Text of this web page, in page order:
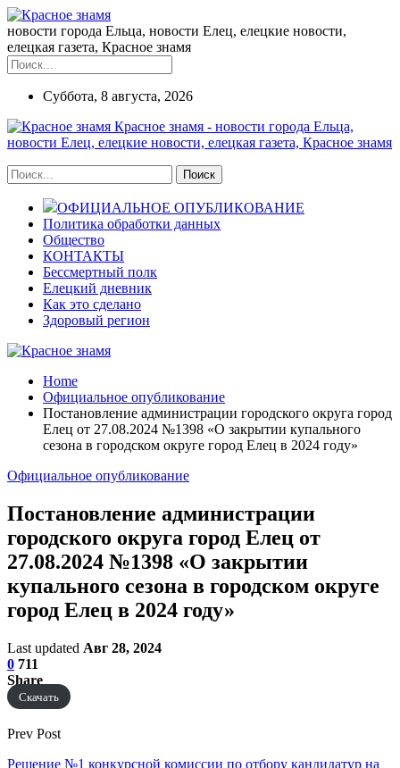
новости города Ельца, новости Елец, елецкие новости,
елецкая газета, Красное знамя
Суббота, 8 августа, 2026
Красное знамя - новости города Ельца,
новости Елец, елецкие новости, елецкая газета, Красное знамя
ОФИЦИАЛЬНОЕ ОПУБЛИКОВАНИЕ
Политика обработки данных
Общество
КОНТАКТЫ
Бессмертный полк
Елецкий дневник
Как это сделано
Здоровый регион
Home
Официальное опубликование
Постановление администрации городского округа город
Елец от 27.08.2024 №1398 «О закрытии купального
сезона в городском округе город Елец в 2024 году»
Официальное опубликование
Постановление администрации
городского округа город Елец от
27.08.2024 №1398 «О закрытии
купального сезона в городском округе
город Елец в 2024 году»
Last updated Авг 28, 2024
0 711
Share
Скачать
Prev Post
Решение №1 конкурсной комиссии по отбору кандидатур на